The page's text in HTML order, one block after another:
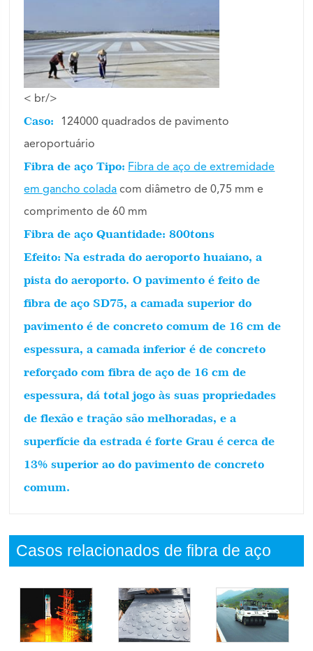
< br/>
Caso:
124000 quadrados de pavimento
aeroportuário
Fibra de aço Tipo: Fibra de aço de extremidade
em gancho colada com diâmetro de 0,75 mm e
comprimento de 60 mm
Fibra de aço Quantidade: 800tons
Efeito: Na estrada do aeroporto huaiano, a
pista do aeroporto. O pavimento é feito de
fibra de aço SD75, a camada superior do
pavimento é de concreto comum de 16 cm de
espessura, a camada inferior é de concreto
reforçado com fibra de aço de 16 cm de
espessura, dá total jogo às suas propriedades
de flexão e tração são melhoradas, e a
superfície da estrada é forte Grau é cerca de
13% superior ao do pavimento de concreto
comum.
Casos relacionados de fibra de aço